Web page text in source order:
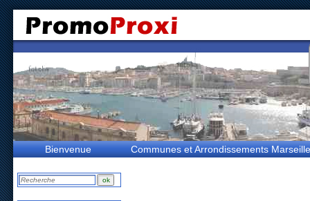
Bienvenue Communes et Arrondissements Marseille